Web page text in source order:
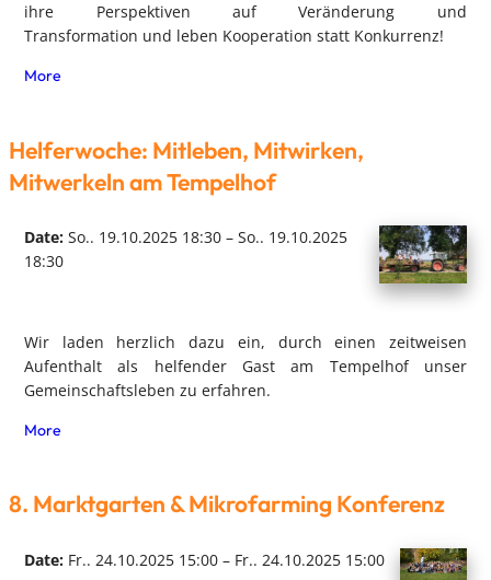
ihre Perspektiven auf Veränderung und
Transformation und leben Kooperation statt Konkurrenz!
More
Helferwoche: Mitleben, Mitwirken,
Mitwerkeln am Tempelhof
Date:So.. 19.10.2025 18:30 – So.. 19.10.2025
18:30
Wir laden herzlich dazu ein, durch einen zeitweisen
Aufenthalt als helfender Gast am Tempelhof unser
Gemeinschaftsleben zu erfahren.
More
8. Marktgarten & Mikrofarming Konferenz
Date: Fr.. 24.10.2025 15:00 – Fr.. 24.10.2025 15:00